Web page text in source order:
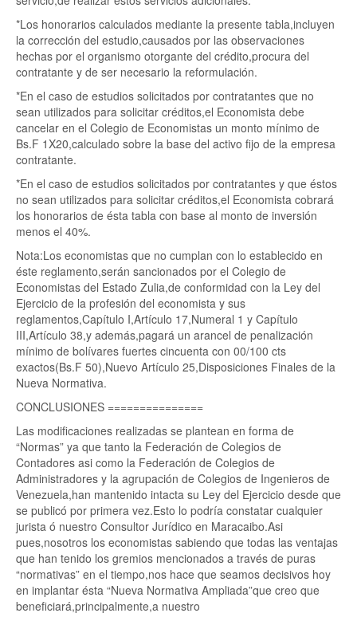
*Los honorarios calculados mediante la presente tabla,incluyen
la corrección del estudio,causados por las observaciones
hechas por el organismo otorgante del crédito,procura del
contratante y de ser necesario la reformulación.
*En el caso de estudios solicitados por contratantes que no
sean utilizados para solicitar créditos,el Economista debe
cancelar en el Colegio de Economistas un monto mínimo de
Bs.F 1X20,calculado sobre la base del activo fijo de la empresa
contratante.
*En el caso de estudios solicitados por contratantes y que éstos
no sean utilizados para solicitar créditos,el Economista cobrará
los honorarios de ésta tabla con base al monto de inversión
menos el 40%.
Nota:Los economistas que no cumplan con lo establecido en
éste reglamento,serán sancionados por el Colegio de
Economistas del Estado Zulia,de conformidad con la Ley del
Ejercicio de la profesión del economista y sus
reglamentos,Capítulo I,Artículo 17,Numeral 1 y Capítulo
III,Artículo 38,y además,pagará un arancel de penalización
mínimo de bolívares fuertes cincuenta con 00/100 cts
exactos(Bs.F 50),Nuevo Artículo 25,Disposiciones Finales de la
Nueva Normativa.
CONCLUSIONES ===============
Las modificaciones realizadas se plantean en forma de
“Normas” ya que tanto la Federación de Colegios de
Contadores asi como la Federación de Colegios de
Administradores y la agrupación de Colegios de Ingenieros de
Venezuela,han mantenido intacta su Ley del Ejercicio desde que
se publicó por primera vez.Esto lo podría constatar cualquier
jurista ó nuestro Consultor Jurídico en Maracaibo.Asi
pues,nosotros los economistas sabiendo que todas las ventajas
que han tenido los gremios mencionados a través de puras
“normativas” en el tiempo,nos hace que seamos decisivos hoy
en implantar ésta “Nueva Normativa Ampliada”que creo que
beneficiará,principalmente,a nuestro